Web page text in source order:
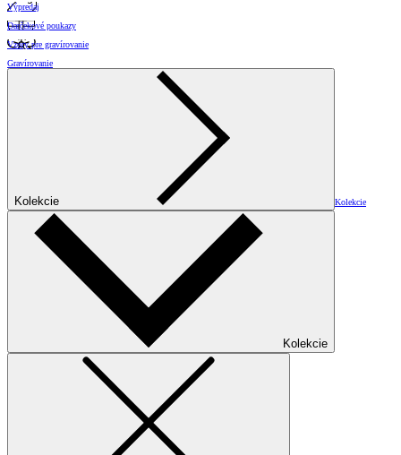
Výpredaj
Darčekové poukazy
Vzory pre gravírovanie
Gravírovanie
Kolekcie Kolekcie
Kolekcie